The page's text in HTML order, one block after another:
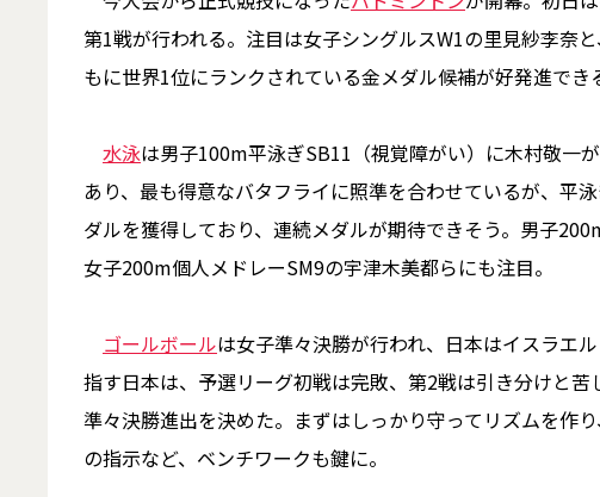
第1戦が行われる。注目は女子シングルスW1の里見紗李奈
もに世界1位にランクされている金メダル候補が好発進でき
水泳は男子100m平泳ぎSB11（視覚障がい）に木村敬一
あり、最も得意なバタフライに照準を合わせているが、平
ダルを獲得しており、連続メダルが期待できそう。男子
女子200m個人メドレーSM9の宇津木美都らにも注目。
ゴールボールは女子準々決勝が行われ、日本はイスラエ
指す日本は、予選リーグ初戦は完敗、第2戦は引き分けと
準々決勝進出を決めた。まずはしっかり守ってリズムを作
の指示など、ベンチワークも鍵に。